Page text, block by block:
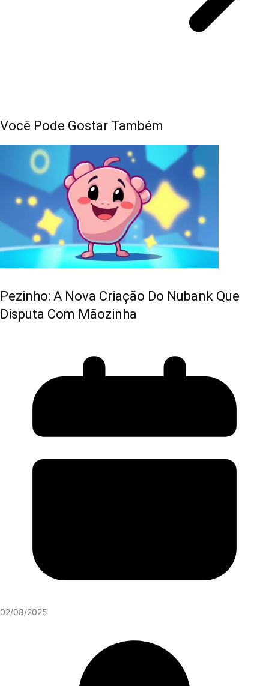
Você Pode Gostar Também
Pezinho: A Nova Criação Do Nubank Que
Disputa Com Mãozinha
02/08/2025